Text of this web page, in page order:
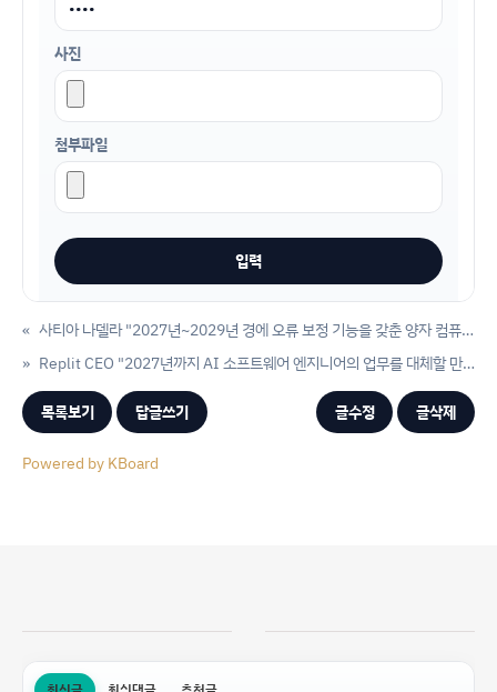
사진
첨부파일
«
사티아 나델라 "2027년~2029년 경에 오류 보정 기능을 갖춘 양자 컴퓨터를 실제로 구축할 수 있을 것"
Replit CEO "2027년까지 AI 소프트웨어 엔지니어의 업무를 대체할 만큼 자율성을 갖게 될 것"
»
목록보기 답글쓰기 글수정 글삭제
Powered by KBoard